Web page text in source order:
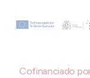
Cofinanciado